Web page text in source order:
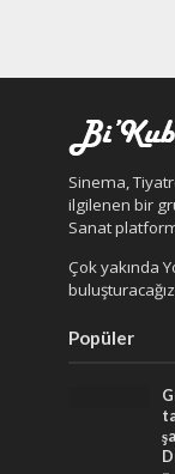
Sinema,
ilgilenen bir
Sanat
Çok yakında
Popüler